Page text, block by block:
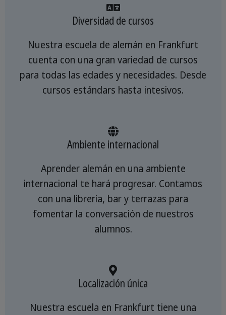
Diversidad de cursos
Nuestra escuela de alemán en Frankfurt
cuenta con una gran variedad de cursos
para todas las edades y necesidades. Desde
cursos estándars hasta intesivos.
Ambiente internacional
Aprender alemán en una ambiente
internacional te hará progresar. Contamos
con una librería, bar y terrazas para
fomentar la conversación de nuestros
alumnos.
Localización única
Nuestra escuela en Frankfurt tiene una